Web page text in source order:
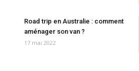
Road trip en Australie : comment
aménager son van ?
17 mai 2022